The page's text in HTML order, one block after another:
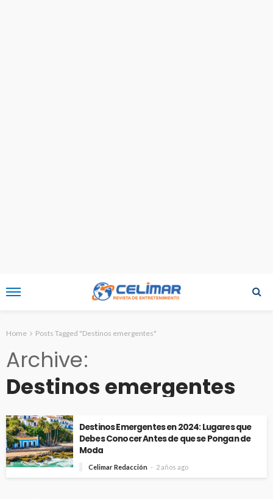
Home Posts Tagged "Destinos emergentes"
Archive
Destinos emergentes
Destinos Emergentes en 2024: Lugares que
Debes Conocer Antes de que se Pongan de
Moda
Celimar Redacción 2 años ago